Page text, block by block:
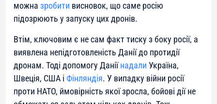
можна зробити висновок, що саме росію
підозрюють у запуску цих дронів.
Втім, ключовим є не сам факт тиску з боку росії, а
виявлена непідготовленість Данії до протидії
дронам. Тоді допомогу Даніїнадали Україна,
Швеція, США і Фінляндія. У випадку війни росії
проти НАТО, ймовірність якої зросла, бойові дії не